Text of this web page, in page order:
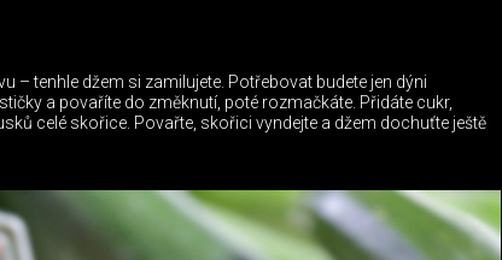
– tenhle džem si zamilujete. Potřebovat budete jen dýni
a povaříte do změknutí, poté rozmačkáte. Přidáte cukr,
celé skořice. Povařte, skořici vyndejte a džem dochuťte ještě